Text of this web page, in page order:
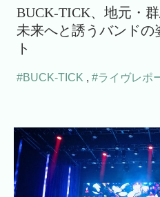
BUCK-TICK、地元・
未来へと誘うバンド
ト
#BUCK-TICK , #ライヴレポ